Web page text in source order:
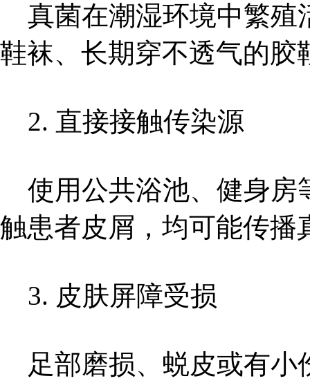
真菌在潮湿环境中繁殖
鞋袜、长期穿不透气的胶
2. 直接接触传染源
使用公共浴池、健身房
触患者皮屑，均可能传播
3. 皮肤屏障受损
足部磨损、蜕皮或有小